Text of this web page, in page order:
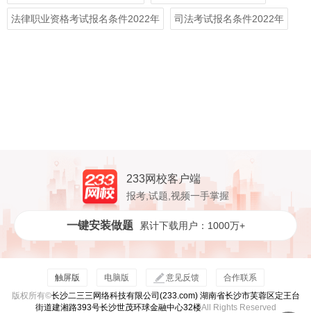
法律职业资格考试报名条件2022年 司法考试报名条件2022年
233网校客户端
报考,试题,视频一手掌握
一键安装做题 累计下载用户：1000万+
触屏版 电脑版 意见反馈
合作联系
版权所有©长沙二三三网络科技有限公司(233.com) 湖南省长沙市芙蓉区定王台
街道建湘路393号长沙世茂环球金融中心32楼All Rights Reserved